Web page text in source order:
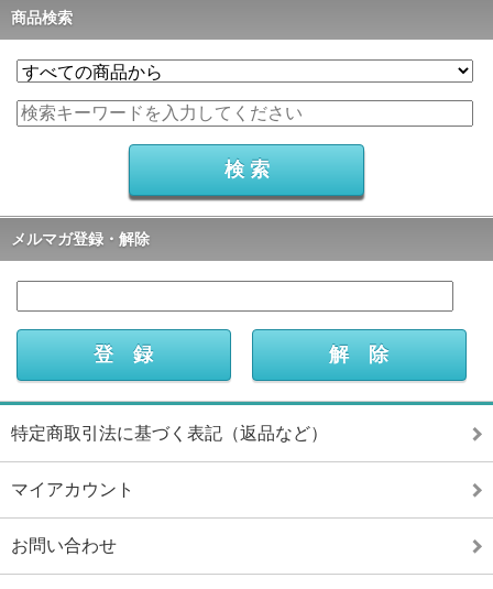
商品検索
メルマガ登録・解除
特定商取引法に基づく表記（返品など）
マイアカウント
お問い合わせ